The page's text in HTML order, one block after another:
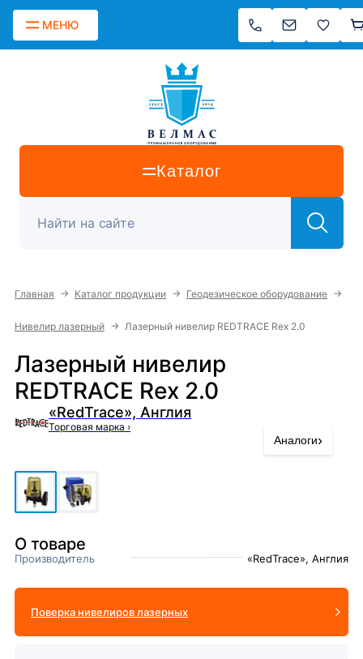
МЕНЮ
Каталог
Главная → Каталог продукции → Геодезическое оборудование →
Нивелир лазерный → Лазерный нивелир REDTRACE Rex 2.0
Лазерный нивелир
REDTRACE Rex 2.0
«RedTrace», Англия
Торговая марка ›
Аналоги›
О товаре
Производитель «RedTrace», Англия
Поверка нивелиров лазерных